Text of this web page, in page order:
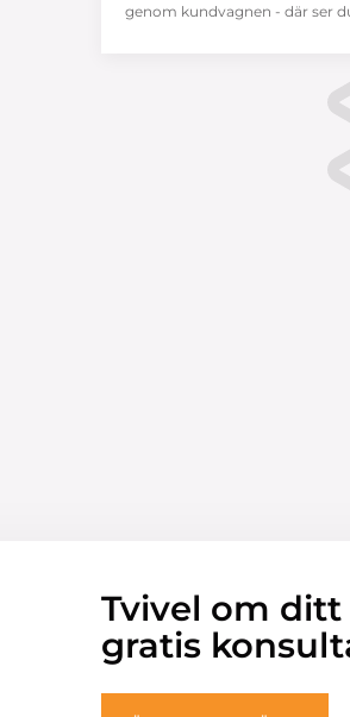
genom kundvagnen - där ser
Tvivel om ditt
gratis